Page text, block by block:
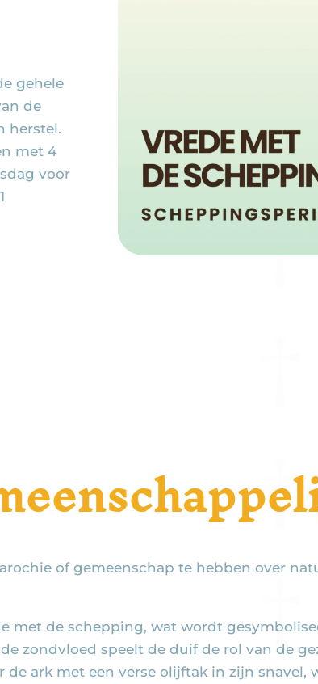
gehele
de
herstel.
met 4
voor
of gemeenschap te hebben over
met de schepping, wat wordt
zondvloed speelt de duif de rol van de
ark met een verse olijftak in zijn snavel,